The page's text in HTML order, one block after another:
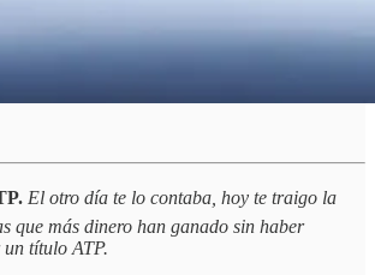
El otro día te lo contaba, hoy te traigo la
que más dinero han ganado sin haber
título ATP.